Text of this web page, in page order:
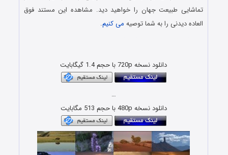
تماشایی طبیعت جهان را خواهید دید. مشاهده این مستند فوق
العاده دیدنی را به شما توصیه می کنیم.
دانلود نسخه 720p با حجم 1.4 گیگابایت
…
دانلود نسخه 480p با حجم 513 مگابایت